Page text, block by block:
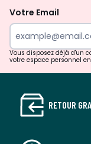
Votre Email
Vous disposez déjà d'un
votre espace personnel en
RETOUR